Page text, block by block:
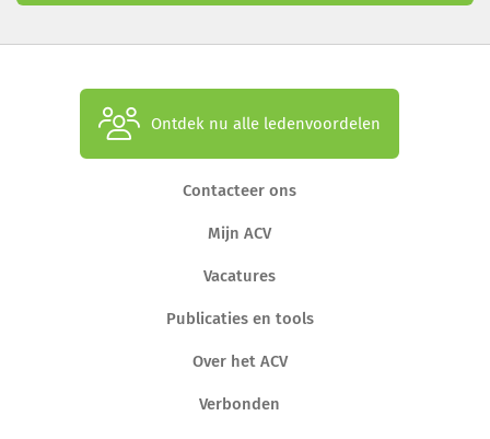
Ontdek nu alle ledenvoordelen
Contacteer ons
Mijn ACV
Vacatures
Publicaties en tools
Over het ACV
Verbonden